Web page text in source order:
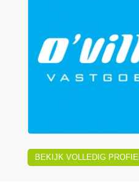
BEKIJK VOLLEDIG PROFIEL